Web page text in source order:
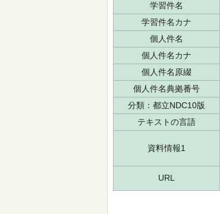
学習件名
学習件名カナ
個人件名
個人件名カナ
個人件名原綴
個人件名典拠番号
分類：都立NDC10版
テキストの言語
資料情報1
URL